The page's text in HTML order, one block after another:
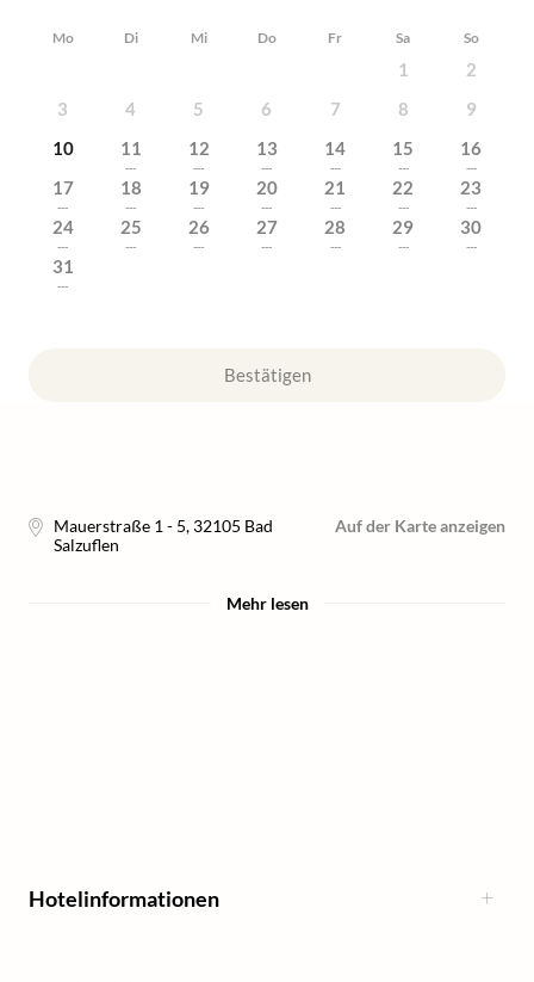
Mo Di Mi Do Fr Sa So
1
2
3
4 5 6 7 8
9
10
11
---
12
---
13
---
14
---
15
---
16
---
17
---
18
---
19
---
20
---
21
---
22
---
23
---
24
---
25
---
26
---
27
---
28
---
29
---
30
---
31
---
Bestätigen
Mauerstraße 1 - 5, 32105 Bad
Salzuflen
Auf der Karte anzeigen
Mehr lesen
Hotelinformationen